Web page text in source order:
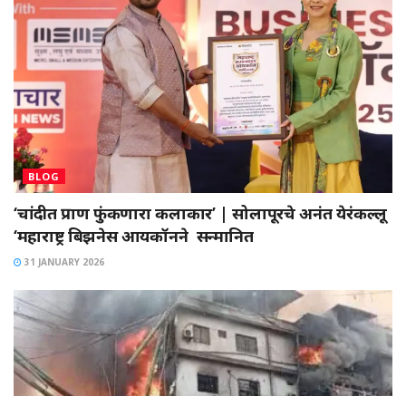
BLOG
‘चांदीत प्राण फुंकणारा कलाकार’ | सोलापूरचे अनंत येरंकल्लू
‘महाराष्ट्र बिझनेस आयकॉनने सन्मानित
31 JANUARY 2026